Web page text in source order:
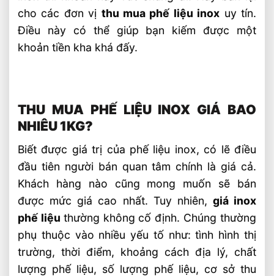
cho các đơn vị thu mua phế liệu inox uy tín.
Điều này có thể giúp bạn kiếm được một
khoản tiền kha khá đấy.
THU MUA PHẾ LIỆU INOX GIÁ BAO
NHIÊU 1KG?
Biết được giá trị của phế liệu inox, có lẽ điều
đầu tiên người bán quan tâm chính là giá cả.
Khách hàng nào cũng mong muốn sẽ bán
được mức giá cao nhất. Tuy nhiên, giá inox
phế liệu thường không cố định. Chúng thường
phụ thuộc vào nhiều yếu tố như: tình hình thị
trường, thời điểm, khoảng cách địa lý, chất
lượng phế liệu, số lượng phế liệu, cơ sở thu